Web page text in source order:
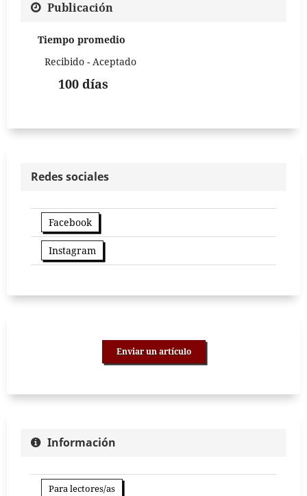
Publicación
Tiempo promedio
Recibido - Aceptado
100 días
Redes sociales
Facebook
Instagram
Enviar un artículo
Información
Para lectores/as